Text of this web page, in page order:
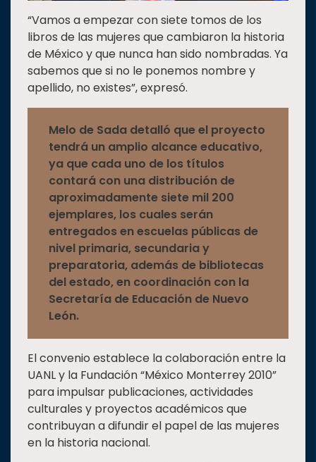
“Vamos a empezar con siete tomos de los
libros de las mujeres que cambiaron la historia
de México y que nunca han sido nombradas. Ya
sabemos que si no le ponemos nombre y
apellido, no existes”, expresó.
Melo de Sada detalló que el proyecto
tendrá un amplio alcance educativo,
ya que cada uno de los títulos
contará con una distribución de
aproximadamente siete mil 200
ejemplares, los cuales serán
entregados en escuelas públicas de
nivel primaria, secundaria y
preparatoria, además de bibliotecas
del estado, en coordinación con la
Secretaría de Educación de Nuevo
León.
El convenio establece la colaboración entre la
UANL y la Fundación “México Monterrey 2010”
para impulsar publicaciones, actividades
culturales y proyectos académicos que
contribuyan a difundir el papel de las mujeres
en la historia nacional.